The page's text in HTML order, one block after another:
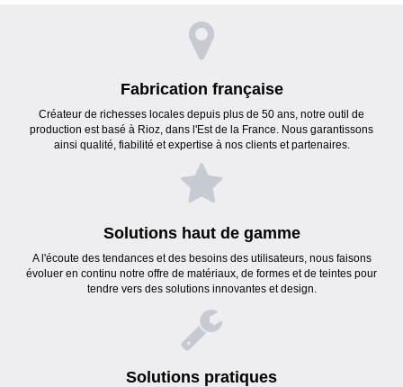
Fabrication française
Créateur de richesses locales depuis plus de 50 ans, notre outil de
production est basé à Rioz, dans l'Est de la France. Nous garantissons
ainsi qualité, fiabilité et expertise à nos clients et partenaires.
Solutions haut de gamme
A l'écoute des tendances et des besoins des utilisateurs, nous faisons
évoluer en continu notre offre de matériaux, de formes et de teintes pour
tendre vers des solutions innovantes et design.
Solutions pratiques